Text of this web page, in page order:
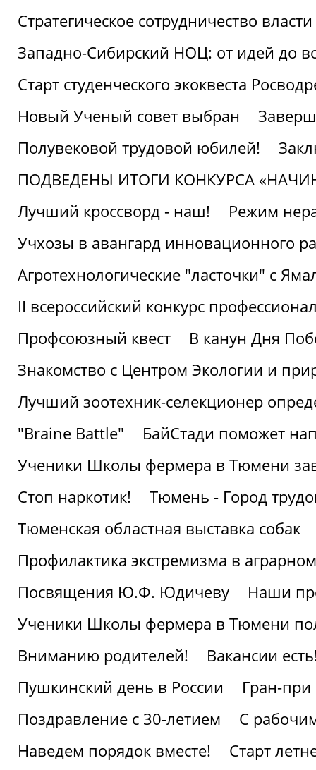
Стратегическое сотрудничество
Западно-Сибирский НОЦ: от идей до
Старт студенческого экоквеста
Новый Ученый совет выбран
Полувековой трудовой юбилей!
ПОДВЕДЕНЫ ИТОГИ КОНКУРСА
Лучший кроссворд - наш!
Режим
Учхозы в авангард инновационного
Агротехнологические "ласточки" с
II всероссийский конкурс
Профсоюзный квест
В канун Дня
Знакомство с Центром Экологии и
Лучший зоотехник-селекционер
"Braine Battle"
БайСтади поможет
Ученики Школы фермера в Тюмени
Стоп наркотик!
Тюмень - Город
Тюменская областная выставка собак
Профилактика экстремизма в аграрном
Посвящения Ю.Ф. Юдичеву
Наши
Ученики Школы фермера в Тюмени
Вниманию родителей!
Вакансии
Пушкинский день в России
Гран-
Поздравление с 30-летием
С
Наведем порядок вместе!
Старт